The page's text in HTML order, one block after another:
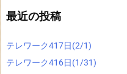
最近の投稿
テレワーク417日(2/1)
テレワーク416日(1/31)